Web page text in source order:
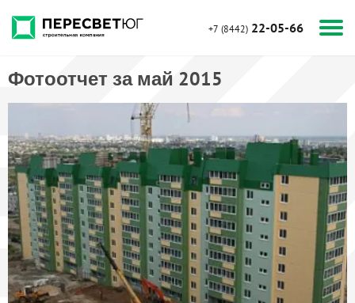
+7 (8442) 22-05-66
Фотоотчет за май 2015